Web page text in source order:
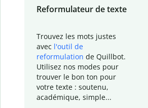
Reformulateur de texte
Trouvez les mots justes
avec l'outil de
reformulation de Quillbot.
Utilisez nos modes pour
trouver le bon ton pour
votre texte : soutenu,
académique, simple...